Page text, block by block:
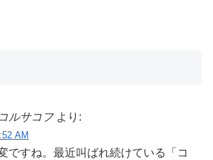
ルサコフ より:
AM
ですね。最近叫ばれ続けている「コ